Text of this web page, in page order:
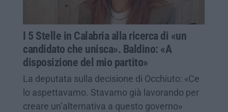
I 5 Stelle in Calabria alla ricerca di «un
candidato che unisca». Baldino: «A
disposizione del mio partito»
La deputata sulla decisione di Occhiuto: «Ce
lo aspettavamo. Stavamo già lavorando per
creare un’alternativa a questo governo»